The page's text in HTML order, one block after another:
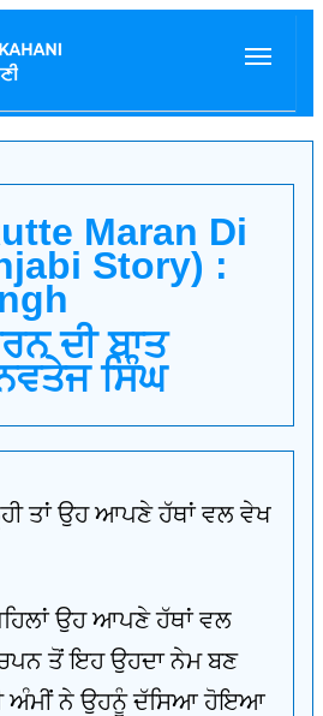
Maran Di
Story) :
ਦੀ ਬਾਤ
ਸਿੰਘ
ਤਾਂ ਉਹ ਆਪਣੇ ਹੱਥਾਂ ਵਲ ਵੇਖ
ਉਹ ਆਪਣੇ ਹੱਥਾਂ ਵਲ
ਤੋਂ ਇਹ ਉਹਦਾ ਨੇਮ ਬਣ
ਅੰਮੀਂ ਨੇ ਉਹਨੂੰ ਦੱਸਿਆ ਹੋਇਆ